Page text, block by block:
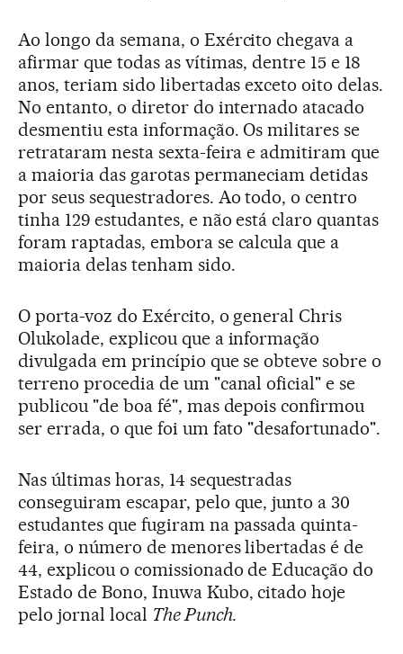
Ao longo da semana, o Exército chegava a
afirmar que todas as vítimas, dentre 15 e 18
anos, teriam sido libertadas exceto oito delas.
No entanto, o diretor do internado atacado
desmentiu esta informação. Os militares se
retrataram nesta sexta-feira e admitiram que
a maioria das garotas permaneciam detidas
por seus sequestradores. Ao todo, o centro
tinha 129 estudantes, e não está claro quantas
foram raptadas, embora se calcula que a
maioria delas tenham sido.
O porta-voz do Exército, o general Chris
Olukolade, explicou que a informação
divulgada em princípio que se obteve sobre o
terreno procedia de um "canal oficial" e se
publicou "de boa fé", mas depois confirmou
ser errada, o que foi um fato "desafortunado".
Nas últimas horas, 14 sequestradas
conseguiram escapar, pelo que, junto a 30
estudantes que fugiram na passada quinta-
feira, o número de menores libertadas é de
44, explicou o comissionado de Educação do
Estado de Bono, Inuwa Kubo, citado hoje
pelo jornal local The Punch.